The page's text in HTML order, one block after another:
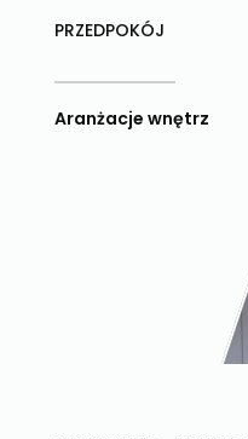
PRZEDPOKÓJ
Aranżacje wnętrz